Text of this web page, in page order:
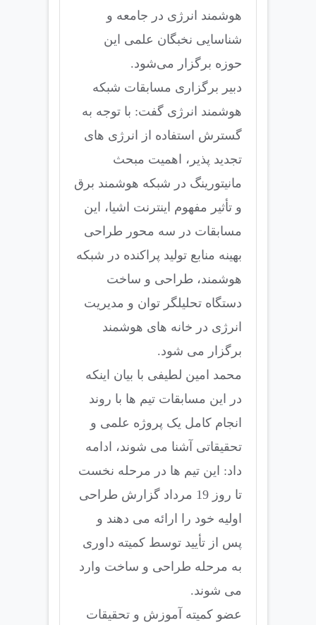
هوشمند انرژی در جامعه و
شناسایی نخبگان علمی این
حوزه برگزار می‌شود.
دبیر برگزاری مسابقات شبکه
هوشمند انرژی گفت: با توجه به
گسترش استفاده از انرژی های
تجدید پذیر، اهمیت مبحث
مانیتورینگ در شبکه هوشمند برق
و تأثیر مفهوم اینترنت اشیا، این
مسابقات در سه محور طراحی
بهینه منابع تولید پراکنده در شبکه
هوشمند، طراحی و ساخت
دستگاه تحلیلگر توان و مدیریت
انرژی در خانه های هوشمند
برگزار می شود.
محمد امین لطیفی با بیان اینکه
در این مسابقات تیم ها با روند
انجام کامل یک پروژه علمی و
تحقیقاتی آشنا می شوند، ادامه
داد: این تیم ها در مرحله نخست
تا روز 19 مرداد گزارش طراحی
اولیه خود را ارائه می دهند و
پس از تأیید توسط کمیته داوری
به مرحله طراحی و ساخت وارد
می شوند.
عضو کمیته آموزش و تحقیقات